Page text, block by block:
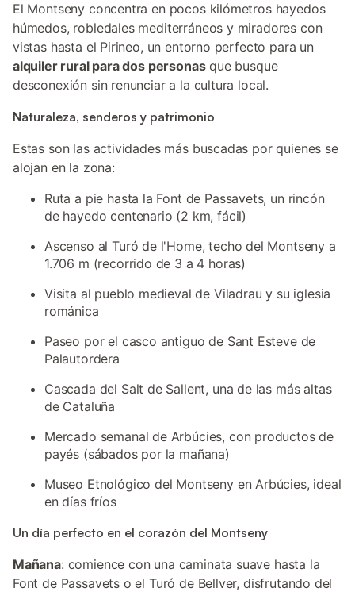
El Montseny concentra en pocos kilómetros hayedos
húmedos, robledales mediterráneos y miradores con
vistas hasta el Pirineo, un entorno perfecto para un
alquiler rural para dos personasque busque
desconexión sin renunciar a la cultura local.
Naturaleza, senderos y patrimonio
Estas son las actividades más buscadas por quienes se
alojan en la zona:
Ruta a pie hasta la Font de Passavets, un rincón
de hayedo centenario (2 km, fácil)
Ascenso al Turó de l'Home, techo del Montseny a
1.706 m (recorrido de 3 a 4 horas)
Visita al pueblo medieval de Viladrau y su iglesia
románica
Paseo por el casco antiguo de Sant Esteve de
Palautordera
Cascada del Salt de Sallent, una de las más altas
de Cataluña
Mercado semanal de Arbúcies, con productos de
payés (sábados por la mañana)
Museo Etnológico del Montseny en Arbúcies, ideal
en días fríos
Un día perfecto en el corazón del Montseny
Mañana: comience con una caminata suave hasta la
Font de Passavets o el Turó de Bellver, disfrutando del